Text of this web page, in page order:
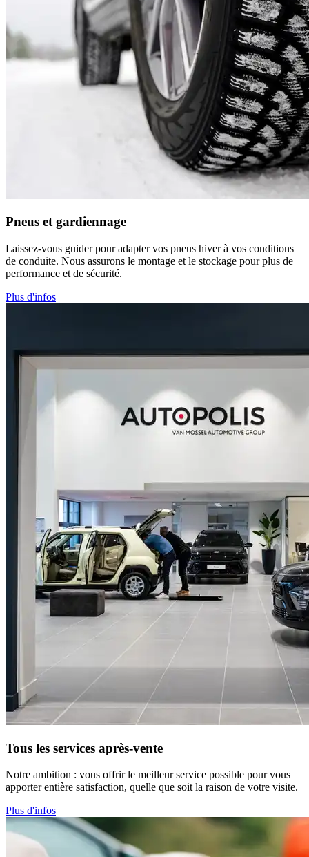
Pneus et gardiennage
Laissez-vous guider pour adapter vos pneus hiver à vos conditions
de conduite. Nous assurons le montage et le stockage pour plus de
performance et de sécurité.
Plus d'infos
Tous les services après-vente
Notre ambition : vous offrir le meilleur service possible pour vous
apporter entière satisfaction, quelle que soit la raison de votre visite.
Plus d'infos